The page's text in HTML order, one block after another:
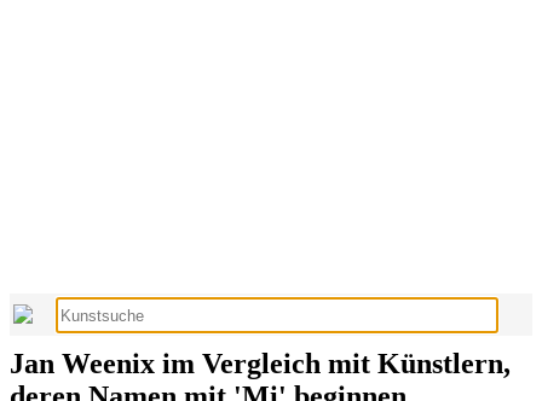
Jan Weenix im Vergleich mit Künstlern,